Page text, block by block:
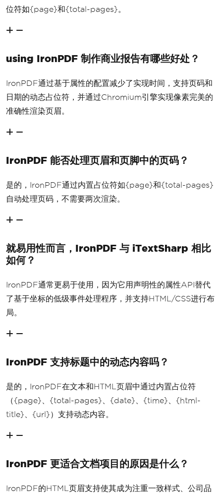
位符如{page}和{total-pages}。
using IronPDF 制作商业报告有哪些好处？
IronPDF通过基于属性的配置减少了实现时间，支持页码和
日期的动态占位符，并通过Chromium引擎实现像素完美的
准确性渲染页眉。
IronPDF 能否处理页眉和页脚中的页码？
是的，IronPDF通过内置占位符如{page}和{total-pages}
自动处理页码，不需要两次渲染。
就易用性而言，IronPDF 与 iTextSharp 相比
如何？
IronPDF通常更易于使用，因为它用声明性的属性API替代
了基于坐标的低级事件处理程序，并支持HTML/CSS进行布
局。
IronPDF 支持标题中的动态内容吗？
是的，IronPDF在文本和HTML页眉中通过内置占位符
（{page}、{total-pages}、{date}、{time}、{html-
title}、{url}）支持动态内容。
IronPDF 更适合文档项目的原因是什么？
IronPDF的HTML页眉支持使其成为注重一致样式、公司品